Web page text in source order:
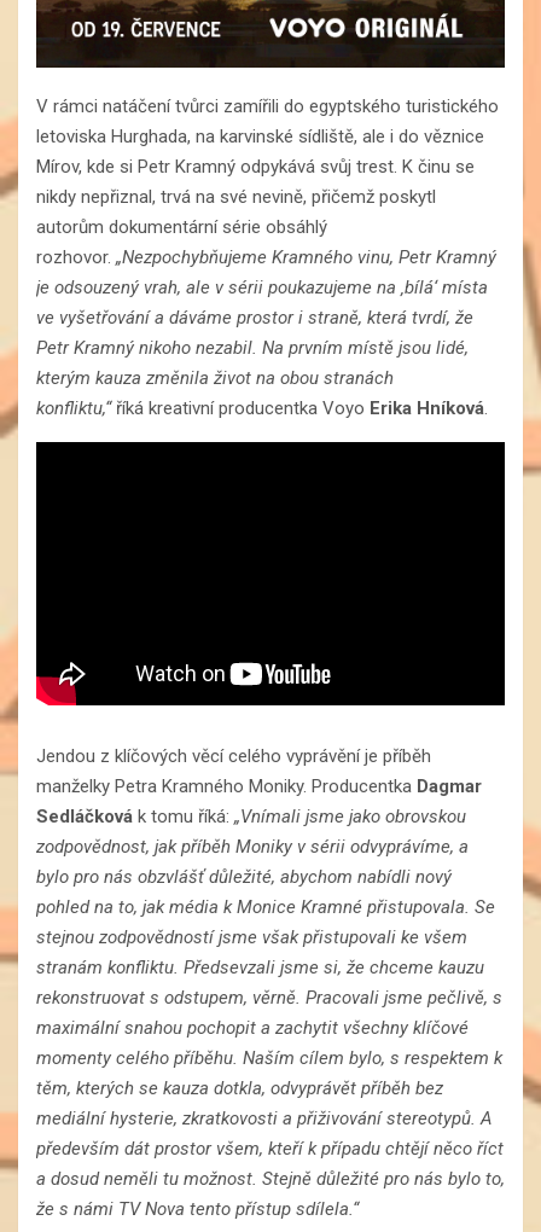
V rámci natáčení tvůrci zamířili do egyptského turistického
letoviska Hurghada, na karvinské sídliště, ale i do věznice
Mírov, kde si Petr Kramný odpykává svůj trest. K činu se
nikdy nepřiznal, trvá na své nevině, přičemž poskytl
autorům dokumentární série obsáhlý
rozhovor. „Nezpochybňujeme Kramného vinu, Petr Kramný
je odsouzený vrah, ale v sérii poukazujeme na ‚bílá‘místa
ve vyšetřování a dáváme prostor i straně, která tvrdí, že
Petr Kramný nikoho nezabil. Na prvním místě jsou lidé,
kterým kauza změnila život na obou stranách
konfliktu,“říká kreativní producentka Voyo Erika Hníková.
Jendou z klíčových věcí celého vyprávění je příběh
manželky Petra Kramného Moniky. Producentka Dagmar
Sedláčková k tomu říká: „Vnímali jsme jako obrovskou
zodpovědnost, jak příběh Moniky v sérii odvyprávíme, a
bylo pro nás obzvlášť důležité, abychom nabídli nový
pohled na to, jak média k Monice Kramné přistupovala. Se
stejnou zodpovědností jsme však přistupovali ke všem
stranám konfliktu. Předsevzali jsme si, že chceme kauzu
rekonstruovat s odstupem, věrně. Pracovali jsme pečlivě, s
maximální snahou pochopit a zachytit všechny klíčové
momenty celého příběhu. Naším cílem bylo, s respektem k
těm, kterých se kauza dotkla, odvyprávět příběh bez
mediální hysterie, zkratkovosti a přiživování stereotypů. A
především dát prostor všem, kteří k případu chtějí něco říct
a dosud neměli tu možnost. Stejně důležité pro nás bylo to,
že s námi TV Nova tento přístup sdílela.“